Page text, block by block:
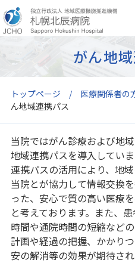
トップページ 医療関係者の
ん地域連携パス
がん地
当院ではがん診療および地
地域連携パスを導入していま
連携パスの活用により、地域
当院とが協力して情報交換
った、安心で質の高い医療
と考えております。また、
時間や通院時間の短縮など
計画や経過の把握、かかり
安の解消等の効果が期待され